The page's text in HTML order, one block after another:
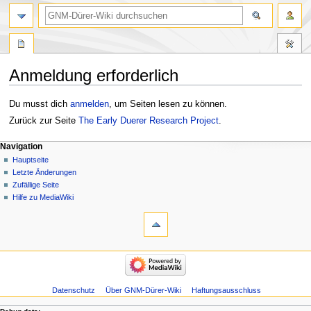
Anmeldung erforderlich
Zur
Navigation
Zur
Suche
Du musst dich anmelden, um Seiten lesen zu können.
Zurück zur Seite The Early Duerer Research Project.
Navigation
Hauptseite
Letzte Änderungen
Zufällige Seite
Hilfe zu MediaWiki
Datenschutz Über GNM-Dürer-Wiki Haftungsausschluss